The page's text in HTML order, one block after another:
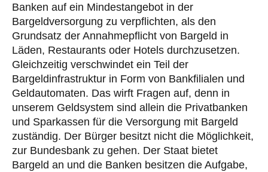
Banken auf ein Mindestangebot in der
Bargeldversorgung zu verpflichten, als den
Grundsatz der Annahmepflicht von Bargeld in
Läden, Restaurants oder Hotels durchzusetzen.
Gleichzeitig verschwindet ein Teil der
Bargeldinfrastruktur in Form von Bankfilialen und
Geldautomaten. Das wirft Fragen auf, denn in
unserem Geldsystem sind allein die Privatbanken
und Sparkassen für die Versorgung mit Bargeld
zuständig. Der Bürger besitzt nicht die Möglichkeit,
zur Bundesbank zu gehen. Der Staat bietet
Bargeld an und die Banken besitzen die Aufgabe,